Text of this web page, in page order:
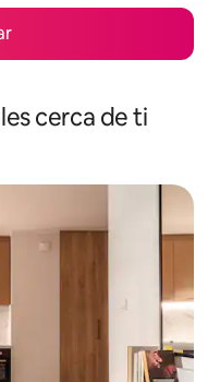
cerca de ti